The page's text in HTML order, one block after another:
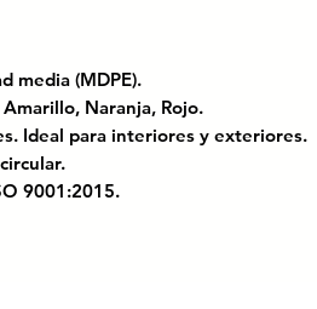
media (MDPE).
Naranja, Rojo.
Ideal para interiores y exteriores.
9001:2015.